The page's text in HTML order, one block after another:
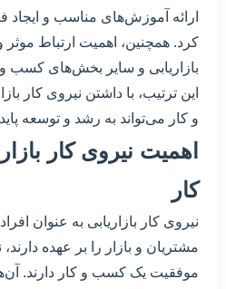
ارائه آموزش‌های مناسب و
کرد. همچنین، اهمیت ارتباط موثر
بازاریابی و سایر بخش‌های کسب و
این ترتیب، با داشتن نیروی کار
و کار می‌تواند به رشد و توسعه
اهمیت نیروی کار
کار
نیروی کار بازاریابی به عنوان
مشتریان و بازار را بر عهده
موفقیت یک کسب و کار دارند. آن‌ها